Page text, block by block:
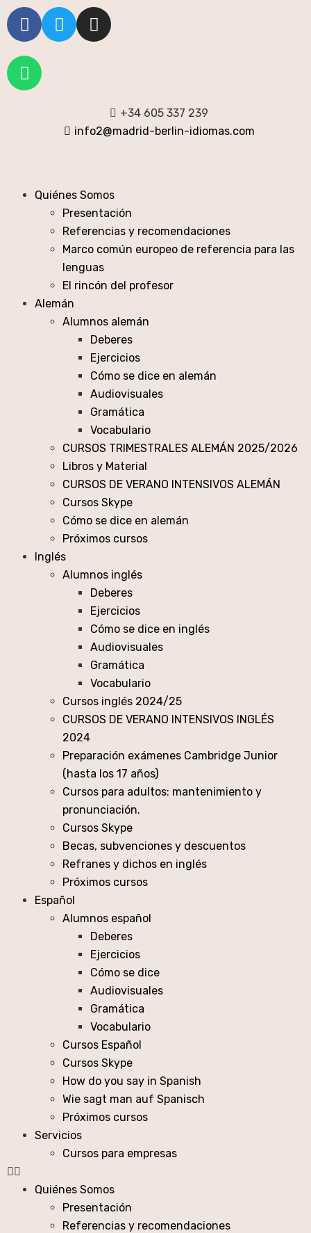
+34 605 337 239
info2@madrid-berlin-idiomas.com
Quiénes Somos
Presentación
Referencias y recomendaciones
Marco común europeo de referencia para las
lenguas
El rincón del profesor
Alemán
Alumnos alemán
Deberes
Ejercicios
Cómo se dice en alemán
Audiovisuales
Gramática
Vocabulario
CURSOS TRIMESTRALES ALEMÁN 2025/2026
Libros y Material
CURSOS DE VERANO INTENSIVOS ALEMÁN
Cursos Skype
Cómo se dice en alemán
Próximos cursos
Inglés
Alumnos inglés
Deberes
Ejercicios
Cómo se dice en inglés
Audiovisuales
Gramática
Vocabulario
Cursos inglés 2024/25
CURSOS DE VERANO INTENSIVOS INGLÉS
2024
Preparación exámenes Cambridge Junior
(hasta los 17 años)
Cursos para adultos: mantenimiento y
pronunciación.
Cursos Skype
Becas, subvenciones y descuentos
Refranes y dichos en inglés
Próximos cursos
Español
Alumnos español
Deberes
Ejercicios
Cómo se dice
Audiovisuales
Gramática
Vocabulario
Cursos Español
Cursos Skype
How do you say in Spanish
Wie sagt man auf Spanisch
Próximos cursos
Servicios
Cursos para empresas
Quiénes Somos
Presentación
Referencias y recomendaciones